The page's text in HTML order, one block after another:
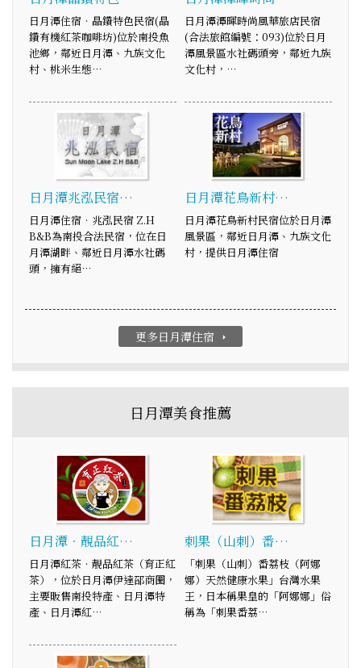
日月潭住宿‧晶鑽特色民宿(晶
鑽有機紅茶咖啡坊)位於南投魚
池鄉，鄰近日月潭、九族文化
村、桃米生態…
日月潭潭暉時尚風華旅店民宿
(合法旅館編號：093)位於日月
潭風景區水社碼頭旁，鄰近九族
文化村，…
日月潭兆泓民宿…
日月潭住宿‧兆泓民宿 Z.H
B&B為南投合法民宿，位在日
月潭湖畔、鄰近日月潭水社碼
頭，擁有絕…
日月潭花鳥新村…
日月潭花鳥新村民宿位於日月潭
風景區，鄰近日月潭、九族文化
村，提供日月潭住宿
更多日月潭住宿 arrow_right
日月潭美食推薦
日月潭‧靚品紅…
日月潭紅茶‧靚品紅茶（育正紅
茶），位於日月潭伊達邵商圈，
主要販售南投特產、日月潭特
產、日月潭紅…
刺果（山刺）番…
「刺果（山刺）番荔枝（阿娜
娜）天然健康水果」台灣水果
王，日本稱果皇的「阿娜娜」俗
稱為「刺果番荔…